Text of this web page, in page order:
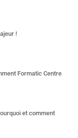
!
Formatic Centre
et comment